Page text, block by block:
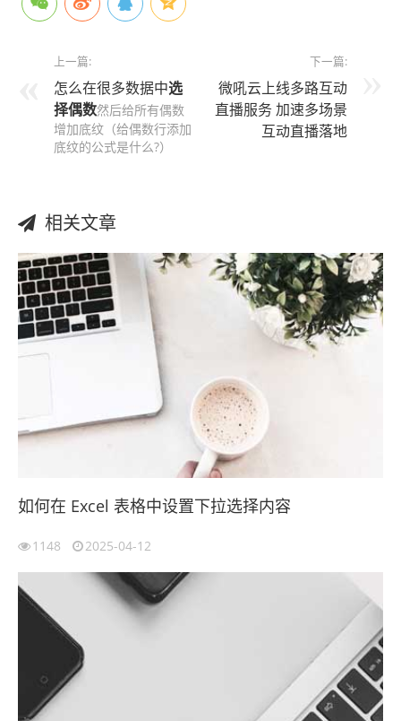
上一篇:
怎么在很多数据中选
择偶数然后给所有偶数
增加底纹（给偶数行添加
底纹的公式是什么?）
下一篇:
微吼云上线多路互动
直播服务 加速多场景
互动直播落地
相关文章
如何在 Excel 表格中设置下拉选择内容
1148 2025-04-12